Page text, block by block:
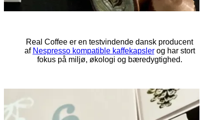
Real Coffee er en testvindende dansk producent
af Nespresso kompatible kaffekapslerog har stort
fokus på miljø, økologi og bæredygtighed.